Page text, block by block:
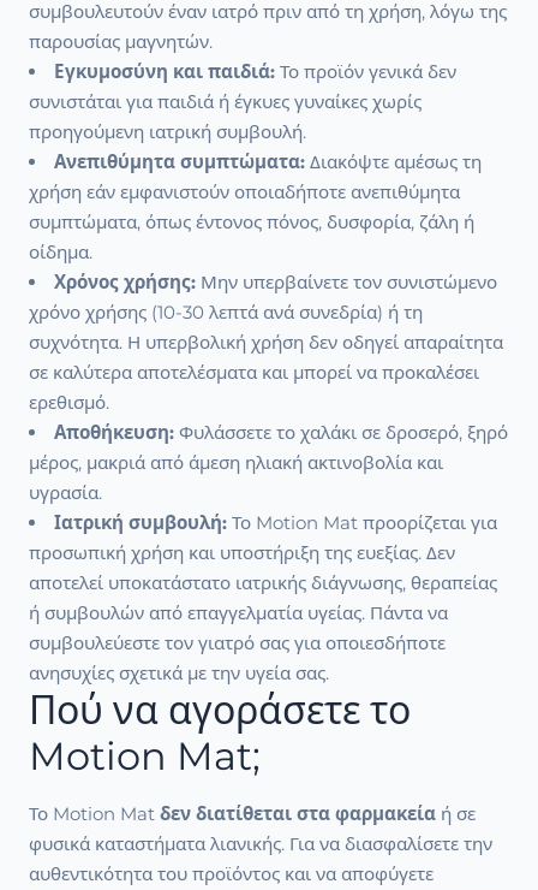
συμβουλευτούν έναν ιατρό πριν από τη χρήση, λόγω της
παρουσίας μαγνητών.
Εγκυμοσύνη και παιδιά: Το προϊόν γενικά δεν
συνιστάται για παιδιά ή έγκυες γυναίκες χωρίς
προηγούμενη ιατρική συμβουλή.
Ανεπιθύμητα συμπτώματα: Διακόψτε αμέσως τη
χρήση εάν εμφανιστούν οποιαδήποτε ανεπιθύμητα
συμπτώματα, όπως έντονος πόνος, δυσφορία, ζάλη ή
οίδημα.
Χρόνος χρήσης: Μην υπερβαίνετε τον συνιστώμενο
χρόνο χρήσης (10-30 λεπτά ανά συνεδρία) ή τη
συχνότητα. Η υπερβολική χρήση δεν οδηγεί απαραίτητα
σε καλύτερα αποτελέσματα και μπορεί να προκαλέσει
ερεθισμό.
Αποθήκευση: Φυλάσσετε το χαλάκι σε δροσερό, ξηρό
μέρος, μακριά από άμεση ηλιακή ακτινοβολία και
υγρασία.
Ιατρική συμβουλή: Το Motion Mat προορίζεται για
προσωπική χρήση και υποστήριξη της ευεξίας. Δεν
αποτελεί υποκατάστατο ιατρικής διάγνωσης, θεραπείας
ή συμβουλών από επαγγελματία υγείας. Πάντα να
συμβουλεύεστε τον γιατρό σας για οποιεσδήποτε
ανησυχίες σχετικά με την υγεία σας.
Πού να αγοράσετε το
Motion Mat;
Το Motion Mat δεν διατίθεται στα φαρμακεία ή σε
φυσικά καταστήματα λιανικής. Για να διασφαλίσετε την
αυθεντικότητα του προϊόντος και να αποφύγετε